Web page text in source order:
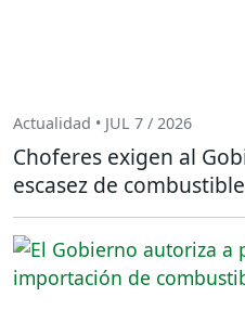
Actualidad • JUL 7 / 2026
Choferes exigen al
escasez de combustible